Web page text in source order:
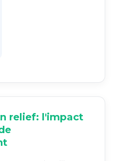
relief: l'impact